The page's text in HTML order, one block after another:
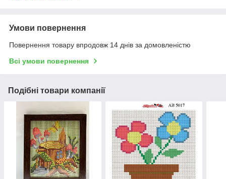
Умови повернення
Повернення товару впродовж 14 днів за домовленістю
Всі умови повернення
Подібні товари компанії